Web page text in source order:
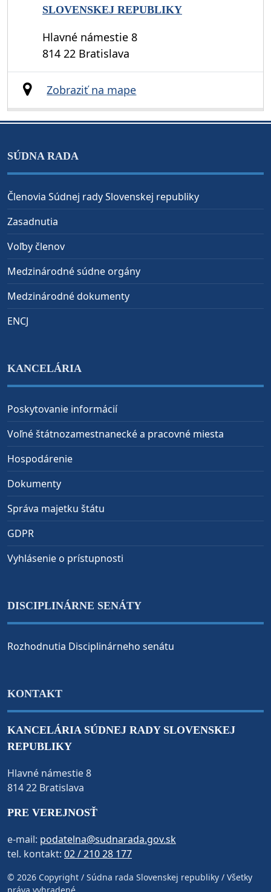
SLOVENSKEJ REPUBLIKY
Hlavné námestie 8
814 22 Bratislava
Zobraziť na mape
SÚDNA RADA
Členovia Súdnej rady Slovenskej republiky
Zasadnutia
Voľby členov
Medzinárodné súdne orgány
Medzinárodné dokumenty
ENCJ
KANCELÁRIA
Poskytovanie informácií
Voľné štátnozamestnanecké a pracovné miesta
Hospodárenie
Dokumenty
Správa majetku štátu
GDPR
Vyhlásenie o prístupnosti
DISCIPLINÁRNE SENÁTY
Rozhodnutia Disciplinárneho senátu
KONTAKT
KANCELÁRIA SÚDNEJ RADY SLOVENSKEJ
REPUBLIKY
Hlavné námestie 8
814 22 Bratislava
PRE VEREJNOSŤ
e-mail: podatelna@sudnarada.gov.sk
tel. kontakt: 02 / 210 28 177
© 2026 Copyright / Súdna rada Slovenskej republiky / Všetky